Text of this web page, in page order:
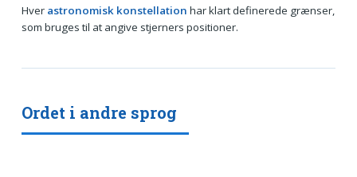
Hver astronomisk konstellation har klart definerede grænser,
som bruges til at angive stjerners positioner.
Ordet i andre sprog